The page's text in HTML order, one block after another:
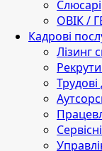
Слюсарі
ОВІК /
Кадрові
Лізинг